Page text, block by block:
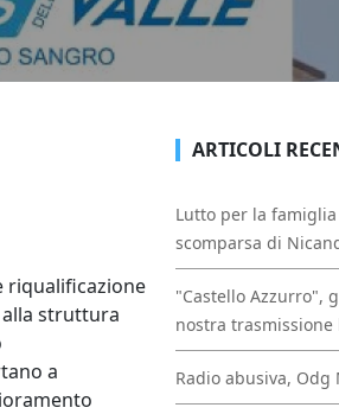
riqualificazione
alla struttura
a
ARTICOLI
Lutto per la
scomparsa di
"Castello Azzurro",
nostra trasmissione
Radio abusiva,